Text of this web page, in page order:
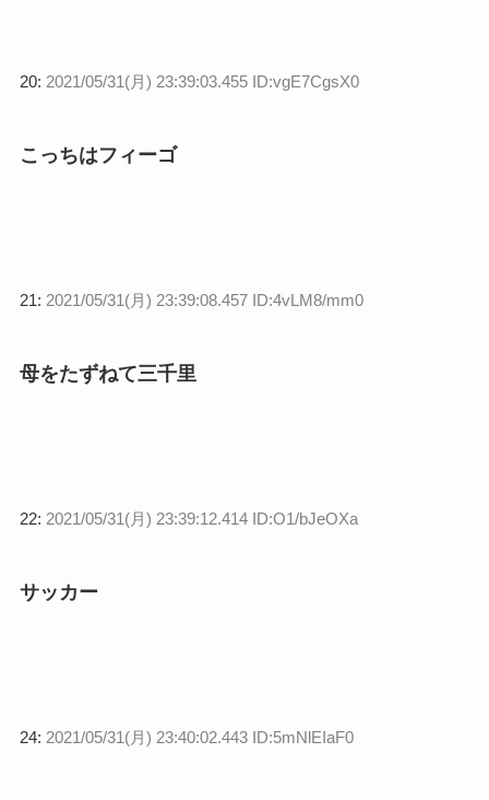
20: 2021/05/31(月) 23:39:03.455 ID:vgE7CgsX0
こっちはフィーゴ
21: 2021/05/31(月) 23:39:08.457 ID:4vLM8/mm0
母をたずねて三千里
22: 2021/05/31(月) 23:39:12.414 ID:O1/bJeOXa
サッカー
24: 2021/05/31(月) 23:40:02.443 ID:5mNlEIaF0